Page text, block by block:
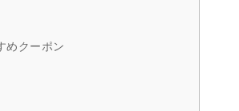
めクーポン